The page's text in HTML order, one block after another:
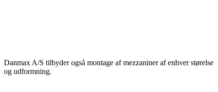
Danmax A/S tilbyder også montage af mezzaniner af enhver størelse
og udformning.